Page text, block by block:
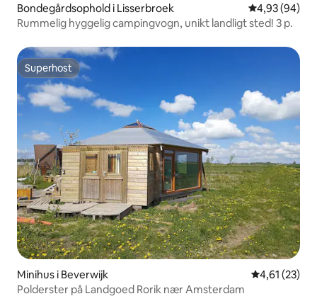
Bondegårdsophold i Lisserbroek 4,93 ud af 5 i
4,93 (94)
Rummelig hyggelig campingvogn, unikt landligt sted! 3 p.
Superhost
Superhost
Minihus i Beverwijk 4,61 ud af 5
4,61 (23)
Polderster på Landgoed Rorik nær Amsterdam